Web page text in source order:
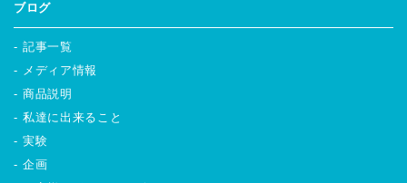
ブログ
記事一覧
メディア情報
商品説明
私達に出来ること
実験
企画